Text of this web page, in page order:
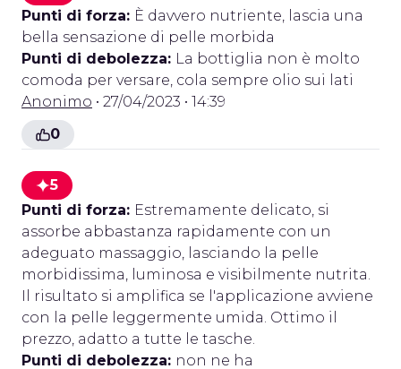
Punti di forza: È davvero nutriente, lascia una
bella sensazione di pelle morbida
Punti di debolezza: La bottiglia non è molto
comoda per versare, cola sempre olio sui lati
Anonimo • 27/04/2023 • 14:39
0
5
Punti di forza: Estremamente delicato, si
assorbe abbastanza rapidamente con un
adeguato massaggio, lasciando la pelle
morbidissima, luminosa e visibilmente nutrita.
Il risultato si amplifica se l'applicazione avviene
con la pelle leggermente umida. Ottimo il
prezzo, adatto a tutte le tasche.
Punti di debolezza: non ne ha